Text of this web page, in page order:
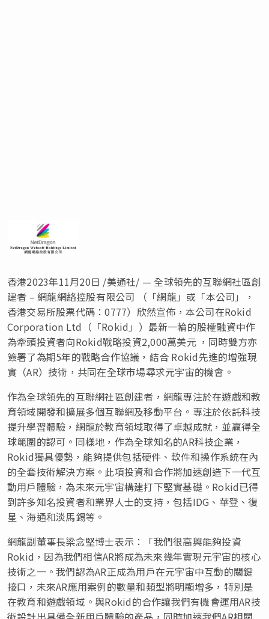
香港2023年11月20日 /美通社/ — 全球領先的互聯網社區創
建者 – 網龍網絡控股有限公司 （「網龍」或「本公司 」
，
香港交易所股票代碼：0777）欣然宣佈，本公司在Rokid
Corporation Ltd（「Rokid」）最新一輪的股權融資中作
為牽頭投資者向Rokid戰略投資2,000萬美元 ，同時雙方亦
簽署了為期5年的戰略合作協議，結合 Rokid先進的增強現
實（AR）技術，共同在全球市場尋求元宇宙的機會。
作為全球領先的互聯網社區創建者，網龍專注於在遊戲和教
育領域開發和擴展多個互聯網及移動平台。專注於依託科技
提升學習體驗，網龍於教育領域取得了卓越成就，並贏得全
球範圍的認可。同樣地，作為全球知名的AR科技企業，
Rokid獨具優勢，能夠提供包括硬件、軟件和操作系統在內
的全套技術解決方案。此項投資和合作將加速創造下一代互
動用戶體驗，為未來元宇宙構建打下堅實基礎。Rokid已得
到許多知名投資者和業界人士的支持，包括IDG、華登、復
星、海通和淡馬錫等。
網龍副董事長梁念堅博士表示：「我們很高興能夠投資
Rokid，因為我們相信AR將成為未來幾年實現元宇宙的核心
技術之一。我們認為AR正成為用戶在元宇宙中互動的關鍵
接口，未來AR應用案例的數量和類型將明顯增多，特別是
在教育和遊戲領域。與Rokid的合作讓我們有機會運用AR技